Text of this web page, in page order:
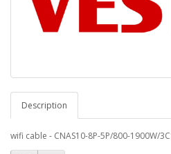
Description
wifi cable - CNAS10-8P-5P/800-1900W/